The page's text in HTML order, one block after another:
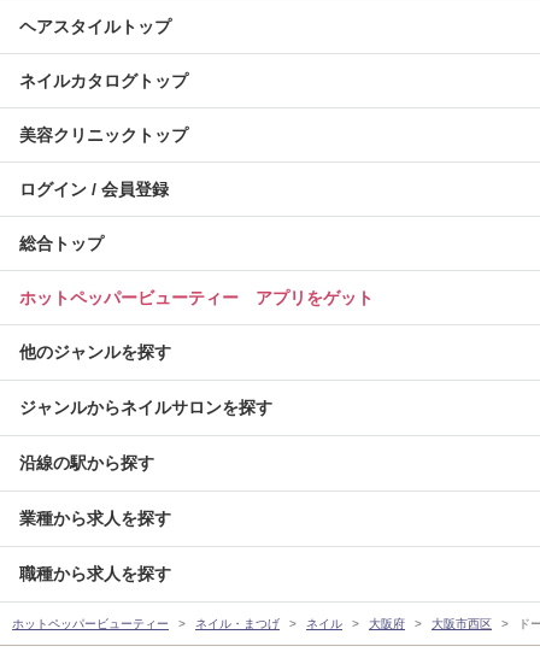
ヘアスタイルトップ
ネイルカタログトップ
美容クリニックトップ
ログイン / 会員登録
総合トップ
ホットペッパービューティー アプリをゲット
他のジャンルを探す
ジャンルからネイルサロンを探す
沿線の駅から探す
業種から求人を探す
職種から求人を探す
ホットペッパービューティー ネイル・まつげ ネイル 大阪府 大阪市西区 ド